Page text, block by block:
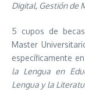
Digital, Gestión de
5 cupos de
Master
específicamente
la Lengua en
Lengua y la